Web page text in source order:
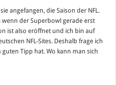
und
Deutsche
NFL-
Sites?
angefangen, die Saison der NFL.
der Superbowl gerade erst
ist also eröffnet und ich bin auf
NFL-Sites. Deshalb frage ich
Tipp hat. Wo kann man sich